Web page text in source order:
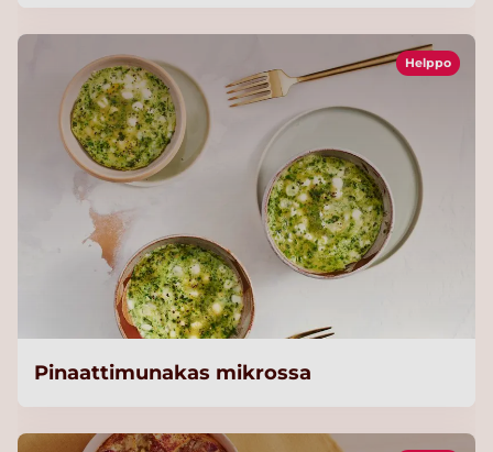
Helppo
Pinaattimunakas mikrossa